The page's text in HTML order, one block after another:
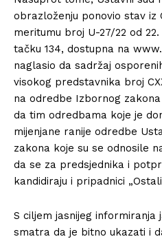
obrazloženju ponovio stav iz
meritumu broj U-27/22 od
tačku 134, dostupna na
naglasio da sadržaj
visokog predstavnika broj
na odredbe Izbornog zakona
da tim odredbama koje je
mijenjane ranije odredbe
zakona koje su se odnosile
da se za predsjednika i
kandidiraju i pripadnici
S ciljem jasnijeg informiranja
smatra da je bitno ukazati i